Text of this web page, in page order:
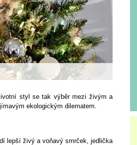
styl se tak výběr mezi živým a
ekologickým dilematem.
lepší živý a voňavý smrček, jedlička